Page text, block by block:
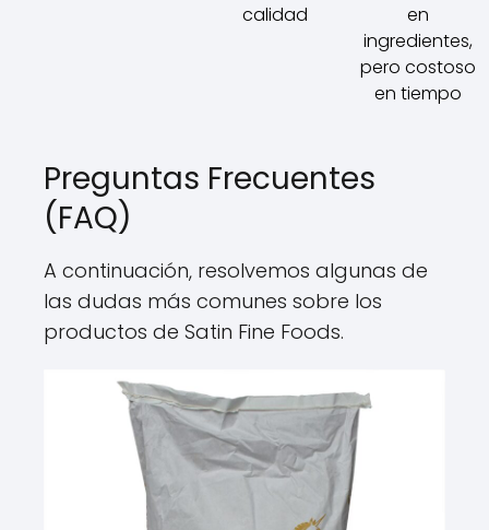
calidad
en
ingredientes,
pero costoso
en tiempo
Preguntas Frecuentes
(FAQ)
A continuación, resolvemos algunas de
las dudas más comunes sobre los
productos de Satin Fine Foods.